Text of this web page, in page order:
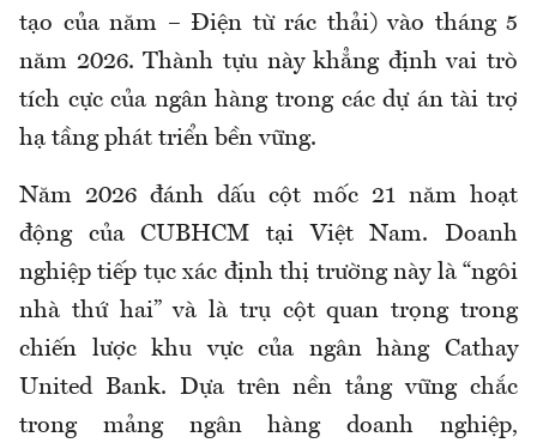
tạo của năm – Điện từ rác thải) vào tháng 5
năm 2026. Thành tựu này khẳng định vai trò
tích cực của ngân hàng trong các dự án tài trợ
hạ tầng phát triển bền vững.
Năm 2026 đánh dấu cột mốc 21 năm hoạt
động của CUBHCM tại Việt Nam. Doanh
nghiệp tiếp tục xác định thị trường này là “ngôi
nhà thứ hai” và là trụ cột quan trọng trong
chiến lược khu vực của ngân hàng Cathay
United Bank. Dựa trên nền tảng vững chắc
trong mảng ngân hàng doanh nghiệp,